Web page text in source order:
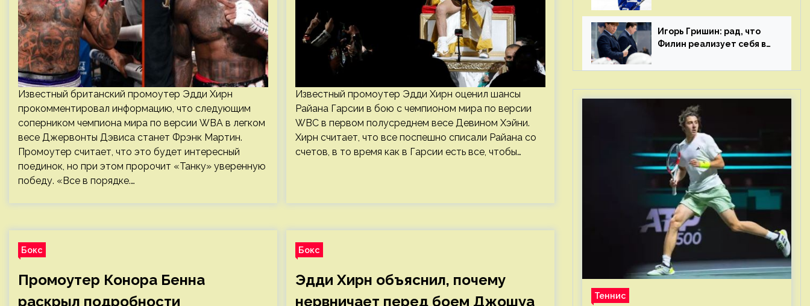
Известный британский промоутер Эдди Хирн
прокомментировал информацию, что следующим
соперником чемпиона мира по версии WBA в легком
весе Джервонты Дэвиса станет Фрэнк Мартин.
Промоутер считает, что это будет интересный
поединок, но при этом пророчит «Танку» уверенную
победу. «Все в порядке.…
Известный промоутер Эдди Хирн оценил шансы
Райана Гарсии в бою с чемпионом мира по версии
WBC в первом полусреднем весе Девином Хэйни.
Хирн считает, что все поспешно списали Райана со
счетов, в то время как в Гарсии есть все, чтобы…
Бокс
Промоутер Конора Бенна
раскрыл подробности
Бокс
Эдди Хирн объяснил, почему
нервничает перед боем Джошуа
у Никиты еще много
Игорь Гришин: рад, что
Филин реализует себя в
что не стали загонять его
Теннис